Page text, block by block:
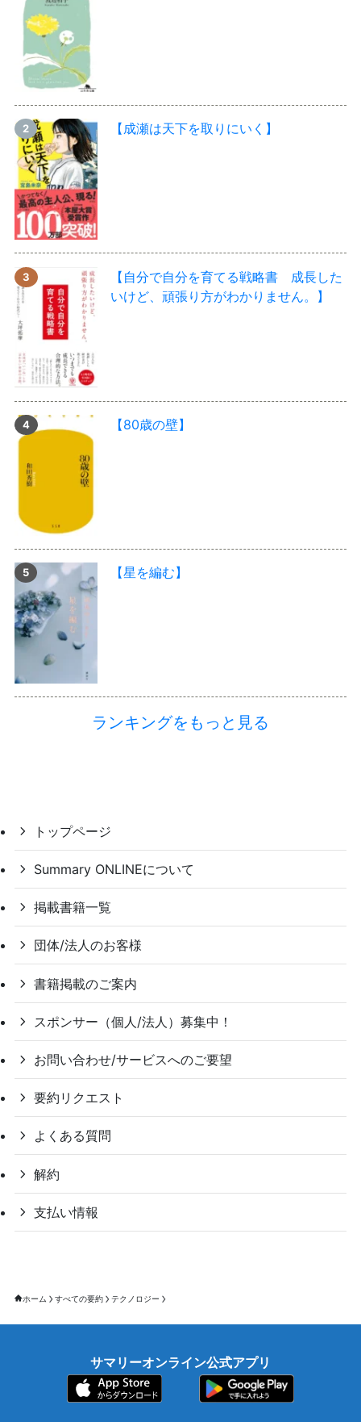
【成瀬は天下を取りにいく】
【自分で自分を育てる戦略書 成長した
いけど、頑張り方がわかりません。】
【80歳の壁】
【星を編む】
ランキングをもっと見る
トップページ
Summary ONLINEについて
掲載書籍一覧
団体/法人のお客様
書籍掲載のご案内
スポンサー（個人/法人）募集中！
お問い合わせ/サービスへのご要望
要約リクエスト
よくある質問
解約
支払い情報
ホーム すべての要約 テクノロジー
サマリーオンライン公式アプリ